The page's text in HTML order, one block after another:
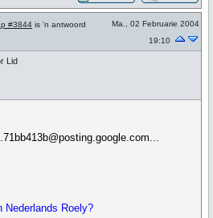
#3844 is 'n antwoord
Ma., 02 Februarie 2004
19:10
Lid
Nederlands Roely?